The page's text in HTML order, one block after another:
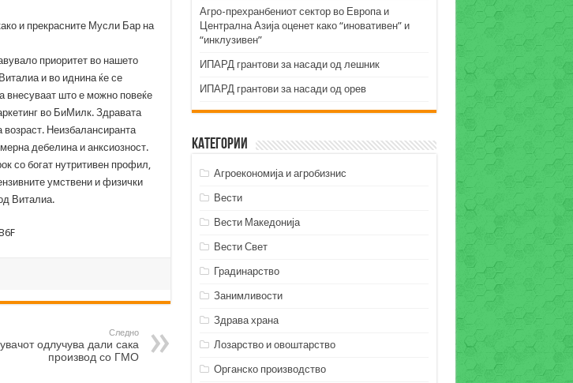
и прекрасните Мусли Бар на
приоритет во нашето
и во иднина ќе се
внесуваат што е можно повеќе
во БиМилк. Здравата
возраст. Неизбалансиранта
дебелина и анксиозност.
со богат нутритивен профил,
умствени и физички
Виталиа.
Следно
одлучува дали сака
производ со ГМО
Агро-прехранбениот сектор во Европа и
Централна Азија оценет како “иновативен” и
“инклузивен”
ИПАРД грантови за насади од лешник
ИПАРД грантови за насади од орев
Категории
Агроекономија и агробизнис
Вести
Вести Македонија
Вести Свет
Градинарство
Занимливости
Здрава храна
Лозарство и овоштарство
Органско производство